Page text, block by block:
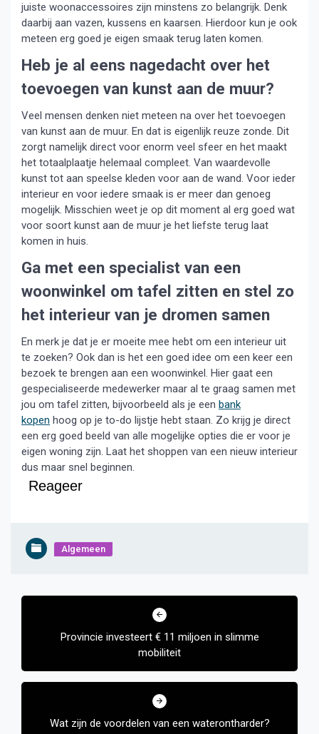
juiste woonaccessoires zijn minstens zo belangrijk. Denk
daarbij aan vazen, kussens en kaarsen. Hierdoor kun je ook
meteen erg goed je eigen smaak terug laten komen.
Heb je al eens nagedacht over het
toevoegen van kunst aan de muur?
Veel mensen denken niet meteen na over het toevoegen
van kunst aan de muur. En dat is eigenlijk reuze zonde. Dit
zorgt namelijk direct voor enorm veel sfeer en het maakt
het totaalplaatje helemaal compleet. Van waardevolle
kunst tot aan speelse kleden voor aan de wand. Voor ieder
interieur en voor iedere smaak is er meer dan genoeg
mogelijk. Misschien weet je op dit moment al erg goed wat
voor soort kunst aan de muur je het liefste terug laat
komen in huis.
Ga met een specialist van een
woonwinkel om tafel zitten en stel zo
het interieur van je dromen samen
En merk je dat je er moeite mee hebt om een interieur uit
te zoeken? Ook dan is het een goed idee om een keer een
bezoek te brengen aan een woonwinkel. Hier gaat een
gespecialiseerde medewerker maar al te graag samen met
jou om tafel zitten, bijvoorbeeld als je een bank
kopen hoog op je to-do lijstje hebt staan. Zo krijg je direct
een erg goed beeld van alle mogelijke opties die er voor je
eigen woning zijn. Laat het shoppen van een nieuw interieur
dus maar snel beginnen.
Reageer
Algemeen
Bericht
Provincie investeert € 11 miljoen in slimme
mobiliteit
Wat zijn de voordelen van een waterontharder?